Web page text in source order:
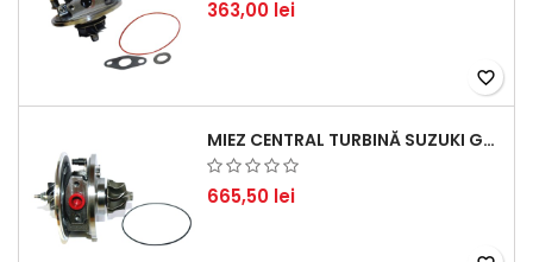
363,00 lei
favorite_border
MIEZ CENTRAL TURBINĂ SUZUKI GRAND ESCUDO II 1.9 DDIS TRACȚIUNE INTEGRALĂ - MOTORIZARE 1.9L, 95 KW (129 CP)
665,50 lei